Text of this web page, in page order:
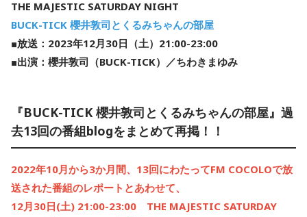
THE MAJESTIC SATURDAY NIGHT
BUCK-TICK 櫻井敦司とくるみちゃんの部屋
■放送：2023年12月30日（土）21:00-23:00
■出演：櫻井敦司（BUCK-TICK）／ちわきまゆみ
『BUCK-TICK 櫻井敦司とくるみちゃんの部屋』過
去13回の番組blogをまとめて再掲！！
2022年10月から3か月間、13回にわたってFM COCOLOで放
送された番組のレポートとあわせて、
12月30日(土) 21:00-23:00 THE MAJESTIC SATURDAY